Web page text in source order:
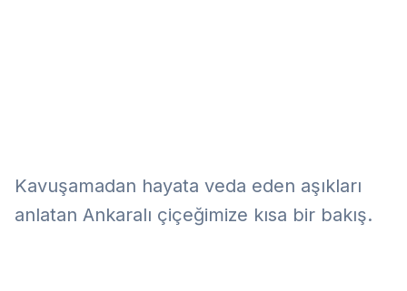
Kavuşamadan hayata veda eden aşıkları
anlatan Ankaralı çiçeğimize kısa bir bakış.